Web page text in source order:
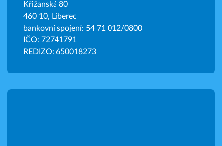
Křižanská 80
460 10, Liberec
bankovní spojení: 54 71 012/0800
IČO: 72741791
REDIZO: 650018273